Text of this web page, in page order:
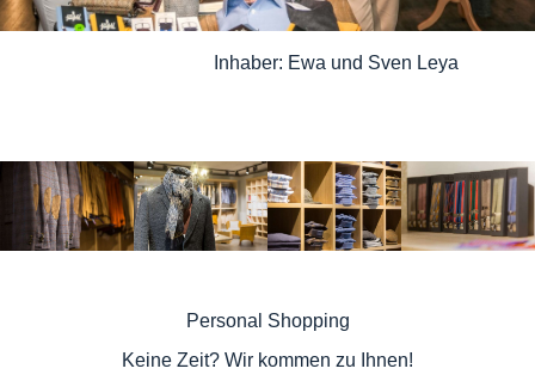
Inhaber: Ewa und Sven Leya
Personal Shopping
Keine Zeit? Wir kommen zu Ihnen!